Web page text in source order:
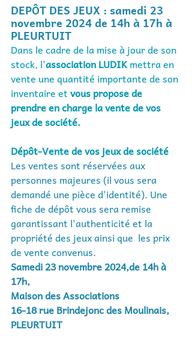
DEPÔT DES JEUX : samedi 23
novembre 2024 de 14h à 17h à
PLEURTUIT
Dans le cadre de la mise à jour de son
stock, l'association LUDIK mettra en
vente une quantité importante de son
inventaire et vous propose de
prendre en charge la vente de vos
jeux de société.
Dépôt-Vente de vos jeux de société
Les ventes sont réservées aux
personnes majeures (il vous sera
demandé une pièce d'identité). Une
fiche de dépôt vous sera remise
garantissant l'authenticité et la
propriété des jeux ainsi que  les prix
de vente convenus.
Samedi 23 novembre 2024,de 14h à
17h,
Maison des Associations
16-18 rue Brindejonc des Moulinais,
PLEURTUIT